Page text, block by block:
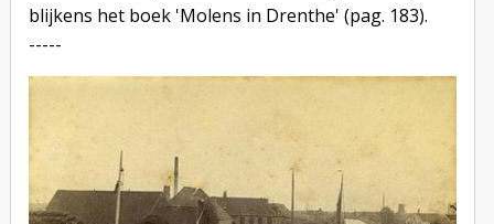
blijkens het boek 'Molens in Drenthe' (pag. 183).
-----